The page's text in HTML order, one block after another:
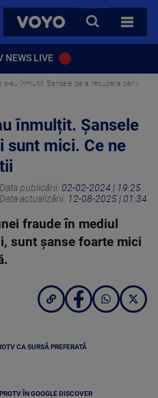
VOYO
CAUTA
TOATE
NEWS LIVE
s-au înmulțit. Șansele de a recupera banii
înmulțit. Șansele
sunt mici. Ce ne
Data publicării: 02-02-2024 | 19:25
Data actualizării: 12-08-2025 | 01:34
fraude în mediul
sunt şanse foarte mici
CA SURSĂ PREFERATĂ
ÎN GOOGLE DISCOVER